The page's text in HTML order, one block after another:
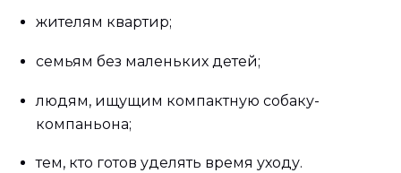
жителям квартир;
семьям без маленьких детей;
людям, ищущим компактную собаку-
компаньона;
тем, кто готов уделять время уходу.